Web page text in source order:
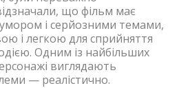
що фільм має
і серйозними темами,
і легкою для сприйняття
Одним із найбільших
виглядають
— реалістично.